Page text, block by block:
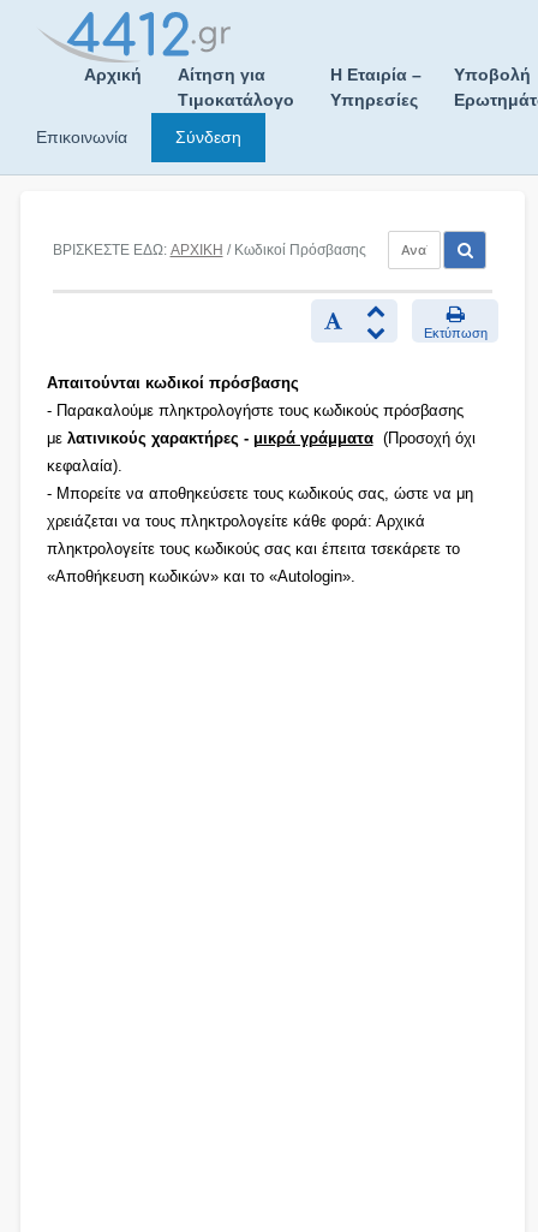
Αρχική
Αίτηση για
Τιμοκατάλογο
Η Εταιρία –
Υπηρεσίες
Υποβολή
Επικοινωνία
Σύνδεση
ΒΡΙΣΚΕΣΤΕ ΕΔΩ: ΑΡΧΙΚΗ / Κωδικοί Πρόσβασης
Εκτύπωση
Απαιτούνται κωδικοί πρόσβασης
- Παρακαλούμε πληκτρολογήστε τους κωδικούς πρόσβασης
με λατινικούς χαρακτήρες - μικρά γράμματα(Προσοχή όχι
κεφαλαία).
- Μπορείτε να αποθηκεύσετε τους κωδικούς σας, ώστε να μη
χρειάζεται να τους πληκτρολογείτε κάθε φορά: Αρχικά
πληκτρολογείτε τους κωδικούς σας και έπειτα τσεκάρετε το
«Αποθήκευση κωδικών» και το «Autologin».